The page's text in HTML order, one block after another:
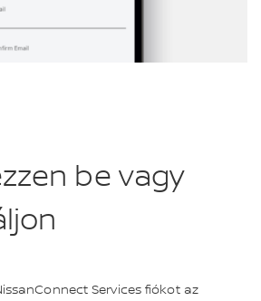
be vagy
Services fiókot az